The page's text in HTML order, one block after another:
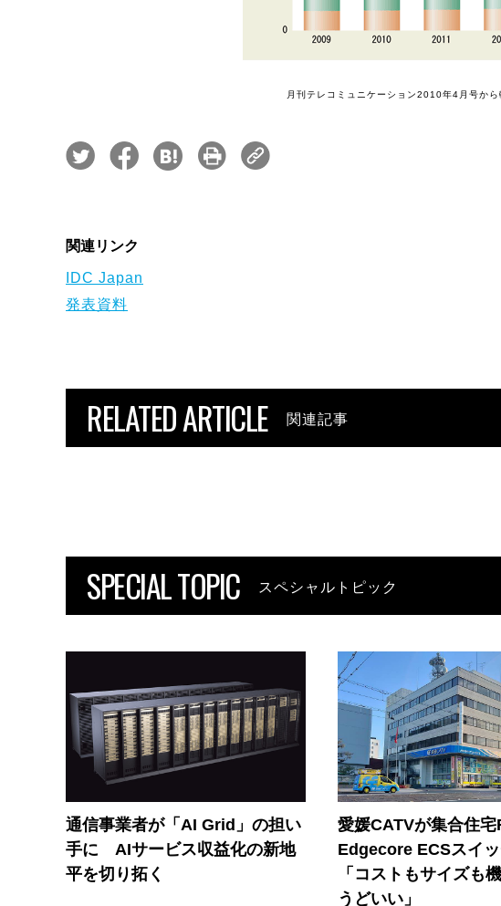
月刊テレコミュニケーション2010年4月号か
関連リンク
IDC Japan
発表資料
RELATED ARTICLE 関連記事
SPECIAL TOPIC スペシャルトピック
通信事業者が「AI Grid」の担い
手に AIサービス収益化の新地
平を切り拓く
愛媛CATVが集合住宅
Edgecore ECSスイ
「コストもサイズも
うどいい」